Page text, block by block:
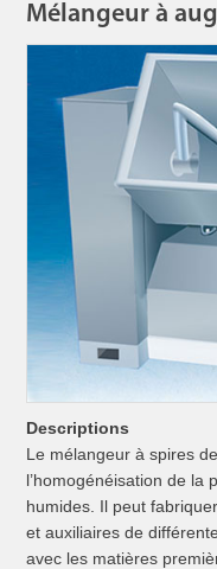
Mélangeur à
Descriptions
Le mélangeur à spires
l’homogénéisation de la
humides. Il peut
et auxiliaires de
avec les matières